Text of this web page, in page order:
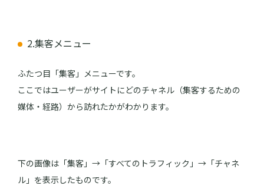
2.集客メニュー
ふたつ目「集客」メニューです。
ここではユーザーがサイトにどのチャネル（集客するための
媒体・経路）から訪れたかがわかります。
下の画像は「集客」→「すべてのトラフィック」→「チャネ
ル」を表示したものです。